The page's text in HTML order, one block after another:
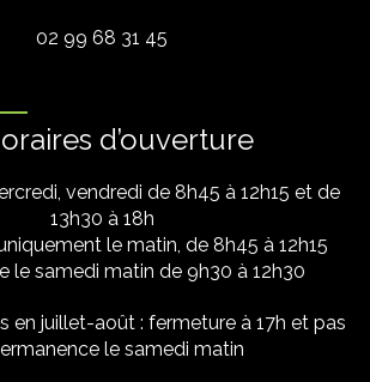
02 99 68 31 45
d’ouverture
vendredi de 8h45 à 12h15 et de
13h30 à 18h
le matin, de 8h45 à 12h15
le samedi matin de 9h30 à 12h30
en juillet-août : fermeture à 17h et pas
le samedi matin